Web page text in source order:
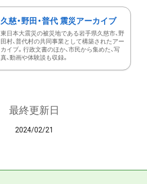
久慈・野田・普代 震災アーカイブ
東日本大震災の被災地である岩手県久慈市、野
田村、普代村の共同事業として構築されたアー
カイブ。行政文書のほか、市民から集めた、写
真、動画や体験談も収録。
最終更新日
2024/02/21